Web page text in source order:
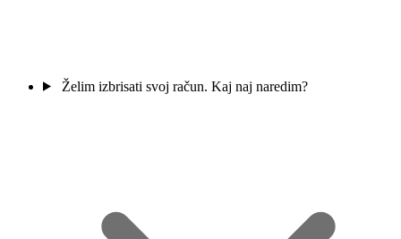
Želim izbrisati svoj račun. Kaj naj naredim?